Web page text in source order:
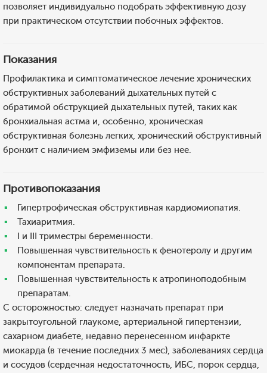
позволяет индивидуально подобрать эффективную дозу
при практическом отсутствии побочных эффектов.
Показания
Профилактика и симптоматическое лечение хронических
обструктивных заболеваний дыхательных путей с
обратимой обструкцией дыхательных путей, таких как
бронхиальная астма и, особенно, хроническая
обструктивная болезнь легких, хронический обструктивный
бронхит с наличием эмфиземы или без нее.
Противопоказания
Гипертрофическая обструктивная кардиомиопатия.
Тахиаритмия.
I и III триместры беременности.
Повышенная чувствительность к фенотеролу и другим
компонентам препарата.
Повышенная чувствительность к атропиноподобным
препаратам.
С осторожностью: следует назначать препарат при
закрытоугольной глаукоме, артериальной гипертензии,
сахарном диабете, недавно перенесенном инфаркте
миокарда (в течение последних 3 мес), заболеваниях сердца
и сосудов (сердечная недостаточность, ИБС, порок сердца,